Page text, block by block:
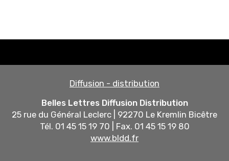
Diffusion - distribution
Belles Lettres Diffusion Distribution
25 rue du Général Leclerc | 92270 Le Kremlin Bicêtre
Tél. 01 45 15 19 70 | Fax. 01 45 15 19 80
www.bldd.fr